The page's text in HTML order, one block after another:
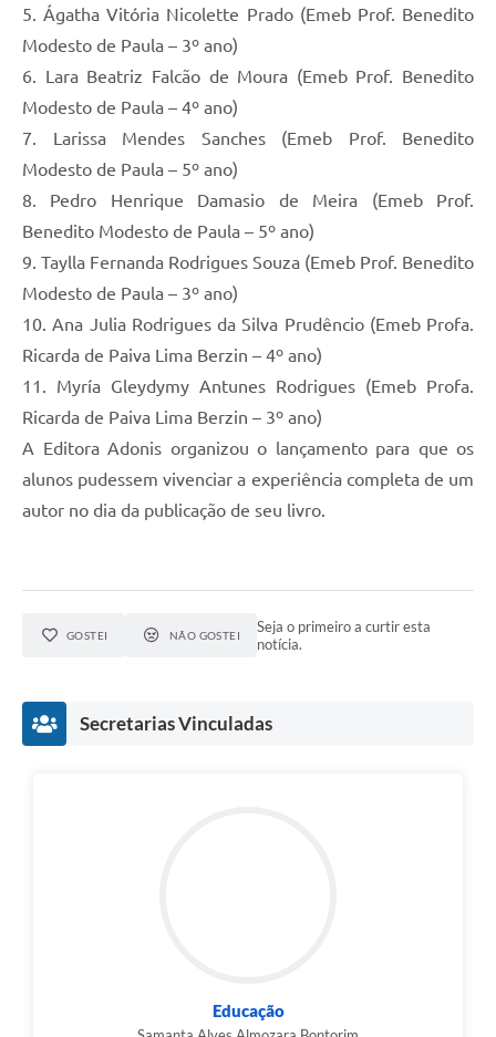
5. Ágatha Vitória Nicolette Prado (Emeb Prof. Benedito
Modesto de Paula – 3º ano)
6. Lara Beatriz Falcão de Moura (Emeb Prof. Benedito
Modesto de Paula – 4º ano)
7. Larissa Mendes Sanches (Emeb Prof. Benedito
Modesto de Paula – 5º ano)
8. Pedro Henrique Damasio de Meira (Emeb Prof.
Benedito Modesto de Paula – 5º ano)
9. Taylla Fernanda Rodrigues Souza (Emeb Prof. Benedito
Modesto de Paula – 3º ano)
10. Ana Julia Rodrigues da Silva Prudêncio (Emeb Profa.
Ricarda de Paiva Lima Berzin – 4º ano)
11. Myría Gleydymy Antunes Rodrigues (Emeb Profa.
Ricarda de Paiva Lima Berzin – 3º ano)
A Editora Adonis organizou o lançamento para que os
alunos pudessem vivenciar a experiência completa de um
autor no dia da publicação de seu livro.
GOSTEI NÃO GOSTEI
Seja o primeiro a curtir esta
notícia.
Secretarias Vinculadas
Educação